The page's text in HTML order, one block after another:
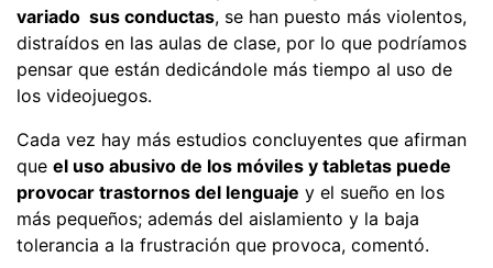
variado sus conductas, se han puesto más violentos,
distraídos en las aulas de clase, por lo que podríamos
pensar que están dedicándole más tiempo al uso de
los videojuegos.
Cada vez hay más estudios concluyentes que afirman
que el uso abusivo de los móviles y tabletas puede
provocar trastornos del lenguaje y el sueño en los
más pequeños; además del aislamiento y la baja
tolerancia a la frustración que provoca, comentó.